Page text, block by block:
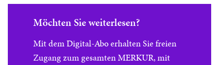
Möchten Sie weiterlesen?
Mit dem Digital-Abo erhalten Sie freien
Zugang zum gesamten MERKUR, mit